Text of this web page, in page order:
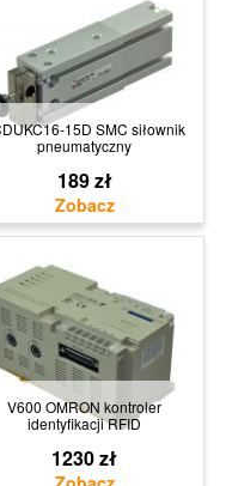
15D SMC siłownik
pneumatyczny
189 zł
V600 OMRON kontroler
identyfikacji RFID
1230 zł